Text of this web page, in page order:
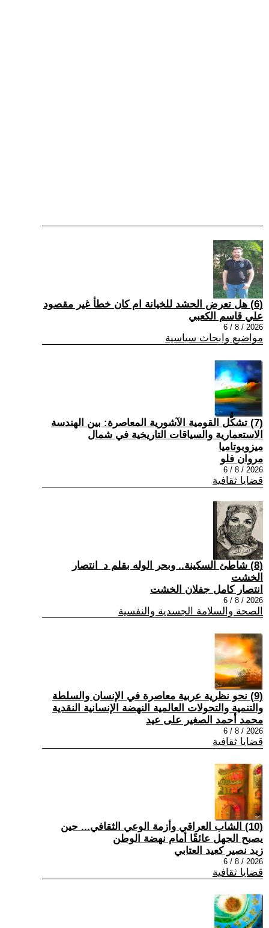
(6) هل تعرض الحشد للخيانة ام كان خطأ غير مقصود
علي قاسم الكعبي
2026 / 8 / 6
مواضيع وابحاث سياسية
(7) تشكُّل القومية الآشورية المعاصرة: بين الهندسة
الاستعمارية والسياقات التاريخية في شمال
ميزوبوتاميا
مروان فلو
2026 / 8 / 6
قضايا ثقافية
(8) شاطئ السكينة.. وبحر الوله بقلم د_انتصار
الخشت
انتصار كامل جفلان الخشت
2026 / 8 / 6
الصحة والسلامة الجسدية والنفسية
(9) نحو نظرية عربية معاصرة في الإنسان والسلطة
والتنمية والتحولات العالمية النهضة الإنسانية النقدية
محمد أحمد الصغير على عيد
2026 / 8 / 6
قضايا ثقافية
(10) الشاب العراقي وأزمة الوعي الثقافي... حين
يصبح الجهل عائقًا أمام نهضة الوطن
زيد نصير كعيد العتابي
2026 / 8 / 6
قضايا ثقافية